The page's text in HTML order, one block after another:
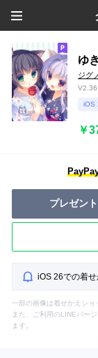
ゆ
ジグ
V2.36
iOS
￥
プレゼン
iOS 26での着
一部の画像は着せかえショ
また、ご利用のLINEバー
ます。